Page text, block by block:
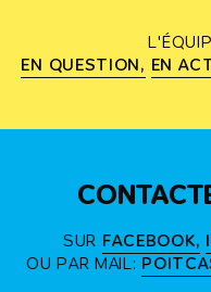
EN QUESTION
EN
SUR FACEBOOK
OU PAR MAIL: